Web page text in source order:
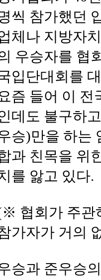
씩 참가했던
체나 지방자
우승자를 협
입단대회를
즘 들어 이 전
데도 불구하
승)만을 하는
과 친목을 위
를 앓고 있다.
협회가 주관
가자가 거의
승과 준우승